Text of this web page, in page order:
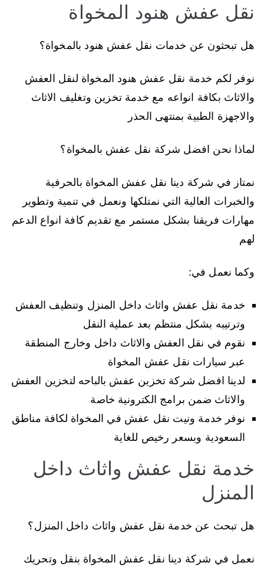
نقل عفش هنود المخواة
هل تبحثون عن خدمات نقل عفش هنود بالمخواة؟
نوفر لكم خدمة نقل عفش هنود المخواة لنقل العفش
والاثاث بكافة انواعه مع خدمة تخزين وتغليف الاثاث
والاجهزة الطبية بمنتهى الحذر
لماذا نحن افضل شركة نقل عفش بالمخواة؟
نمتاز في شركة دينا نقل عفش المخواة بالحرفية
والخبرات العالية التي نمتلكها ونعمل في تنمية وتطوير
مهارات فريقنا بشكل مستمر مع تقديم كافة انواع الدعم
لهم
وكما نعمل في:
خدمة نقل عفش واثاث داخل المنزل وتنظيف العفش
وترتيبه بشكل منتظم بعد عملية النقل
نقوم في نقل العفش والاثاث داخل وخارج المنطقة
عبر سيارات نقل عفش المخواة
لدينا افضل شركة تخزين عفش بالباحه لتخزين العفش
والاثاث ضمن برامج الكترونية خاصة
نوفر خدمة ونيت نقل عفش في المخواة لكافة مناطق
السعودية وبسعر رخيص للغاية
خدمة نقل عفش واثاث داخل
المنزل
هل تبحث عن خدمة نقل عفش واثاث داخل المنزل؟
نعمل في شركة دينا نقل عفش المخواة بنقل وتحريك